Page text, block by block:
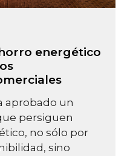
energético
aprobado un
persiguen
no sólo por
sino